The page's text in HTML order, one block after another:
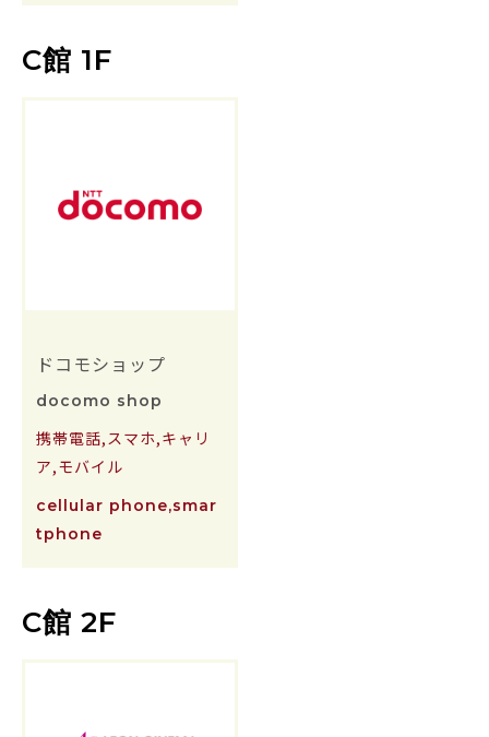
C館 1F
ドコモショップ
docomo shop
携帯電話,スマホ,キャリ
ア,モバイル
cellular phone,smar
tphone
C館 2F